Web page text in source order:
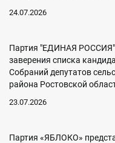
24.07.2026
Партия "ЕДИНАЯ РОССИЯ"
заверения списка
Собраний депутатов
района Ростовской
23.07.2026
Партия «ЯБЛОКО»